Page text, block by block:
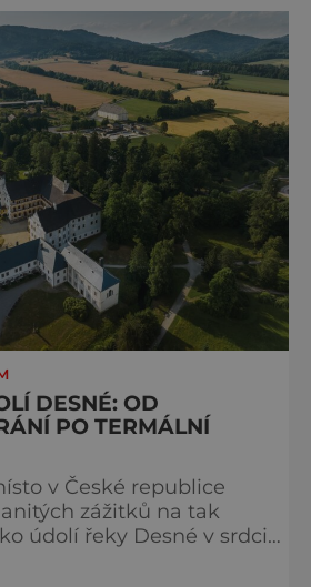
DESNÉ: OD
PO TERMÁLNÍ
v České republice
zážitků na tak
údolí řeky Desné v srdci